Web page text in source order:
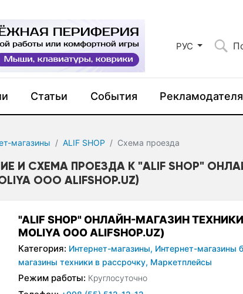
РУС
Статьи События
магазины ALIF SHOP Схема проезда
И СХЕМА ПРОЕЗДА К "ALIF SHOP"
ООО ALIFSHOP.UZ)
"ALIF SHOP" ОНЛАЙН-МАГАЗИН
MOLIYA ООО ALIFSHOP.UZ)
Категория: Интернет-магазины, Интернет-магазины
магазины техники в рассрочку, Маркетплейсы
Режим работы: Круглосуточно